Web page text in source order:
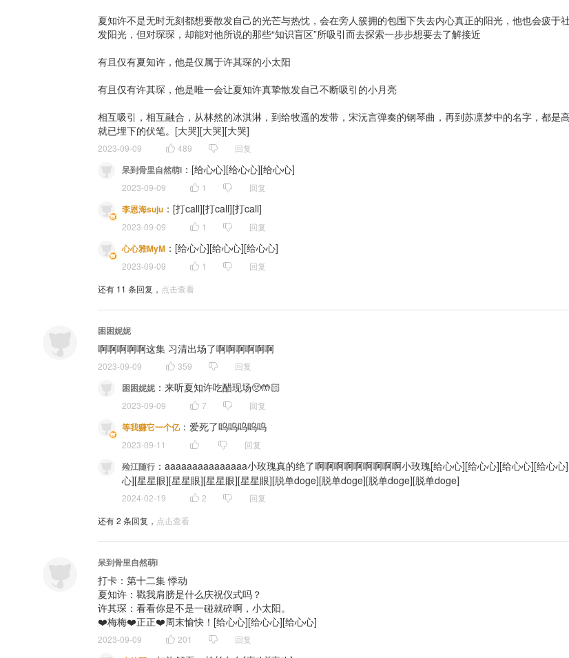
作曲/和声编写：李兰暻珂夏知许不是无时无刻都想要散发自己的光芒与热忱，会在旁人簇拥的包围下失去内心真正的阳光，他也会疲于
发阳光，但对琛琛，却能对他所说的那些“知识盲区”所吸引而去探索一步步想要去了解接近
有且仅有夏知许，他是仅属于许其琛的小太阳
有且仅有许其琛，他是唯一会让夏知许真挚散发自己不断吸引的小月亮
相互吸引，相互融合，从林然的冰淇淋，到给牧遥的发带，宋沅言弹奏的钢琴曲，再到苏凛梦中的名字，都是
就已埋下的伏笔。[大哭][大哭][大哭]
2023-09-09 489 回复
呆到骨里自然萌i ： [给心心][给心心][给心心]
2023-09-09 1 回复
李恩海suju ： [打call][打call][打call]
2023-09-09 1 回复
心心雅MyM ： [给心心][给心心][给心心]
2023-09-09 1
回复
还有 11 条回复， 点击查看
困困妮妮
啊啊啊啊啊这集 习清出场了啊啊啊啊啊啊
2023-09-09 359 回复
困困妮妮 ： 来听夏知许吃醋现场🥺🤲🏻
2023-09-09 7 回复
等我赚它一个亿： 爱死了呜呜呜呜呜
2023-09-11 回复
殓江随行 ： aaaaaaaaaaaaaaa小玫瑰真的绝了啊啊啊啊啊啊啊啊啊小玫瑰[给心心][给心心][给心心][给心心
心][星星眼][星星眼][星星眼][星星眼][脱单doge][脱单doge][脱单doge][脱单doge]
2024-02-19 2
回复
还有2 条回复， 点击查看
呆到骨里自然萌i
打卡：第十二集 悸动
夏知许：戳我肩膀是什么庆祝仪式吗？
许其琛：看看你是不是一碰就碎啊，小太阳。
❤️梅梅❤️正正❤️周末愉快！[给心心][给心心][给心心]
2023-09-09 201 回复